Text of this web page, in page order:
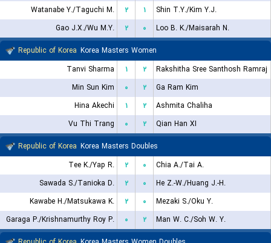
Watanabe Y./Taguchi M.
۲ ۱
Shin T.Y./Kim Y.J.
Gao J.X./Wu M.Y.
۲ ۰
Loo B. K./Maisarah N.
Republic of Korea Korea Masters Women
Tanvi Sharma
۱ ۲
Rakshitha Sree Santhosh Ramraj
Min Sun Kim
۰ ۲
Ga Ram Kim
Hina Akechi
۱ ۲
Ashmita Chaliha
Vu Thi Trang
۰ ۲
Qian Han XI
Republic of Korea Korea Masters Doubles
Tee K./Yap R.
۲ ۰
Chia A./Tai A.
Sawada S./Tanioka D.
۲ ۰
He Z.-W./Huang J.-H.
Kawabe H./Matsukawa K.
۲ ۰
Mezaki S./Oku Y.
Garaga P./Krishnamurthy Roy P.
۰ ۲
Man W. C./Soh W. Y.